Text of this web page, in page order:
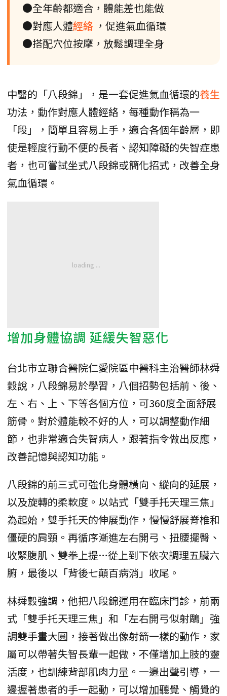
●全年齡都適合，體能差也能做
●對應人體經絡 ，促進氣血循環
●搭配穴位按摩，放鬆調理全身
中醫的「八段錦」，是一套促進氣血循環的養生
功法，動作對應人體經絡，每種動作稱為一
「段」，簡單且容易上手，適合各個年齡層，即
使是輕度行動不便的長者、認知障礙的失智症患
者，也可嘗試坐式八段錦或簡化招式，改善全身
氣血循環。
增加身體協調 延緩失智惡化
台北市立聯合醫院仁愛院區中醫科主治醫師林舜
穀說，八段錦易於學習，八個招勢包括前、後、
左、右、上、下等各個方位，可360度全面舒展
筋骨。對於體能較不好的人，可以調整動作細
節，也非常適合失智病人，跟著指令做出反應，
改善記憶與認知功能。
八段錦的前三式可強化身體橫向、縱向的延展，
以及旋轉的柔軟度。以站式「雙手托天理三焦」
為起始，雙手托天的伸展動作，慢慢舒展脊椎和
僵硬的肩頸。再循序漸進左右開弓、扭腰擺臀、
收緊腹肌、雙拳上提…從上到下依次調理五臟六
腑，最後以「背後七顛百病消」收尾。
林舜穀強調，他把八段錦運用在臨床門診，前兩
式「雙手托天理三焦」和「左右開弓似射鵰」強
調雙手畫大圓，接著做出像射箭一樣的動作，家
屬可以帶著失智長輩一起做，不僅增加上肢的靈
活度，也訓練背部肌肉力量。一邊出聲引導，一
邊握著患者的手一起動，可以增加聽覺、觸覺的